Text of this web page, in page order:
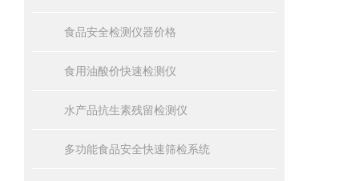
食品安全检测仪器价格
食用油酸价快速检测仪
水产品抗生素残留检测仪
多功能食品安全快速筛检系统